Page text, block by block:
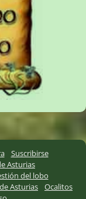
Suscribirse
Asturias
del lobo
Asturias
Ocalitos